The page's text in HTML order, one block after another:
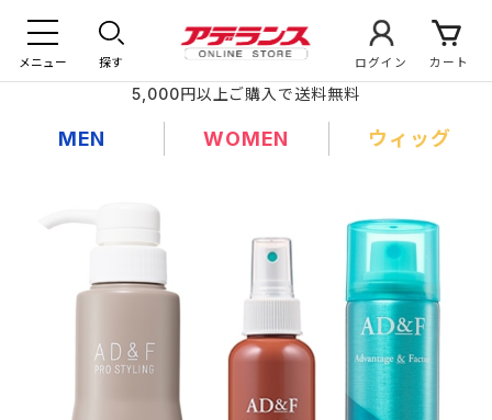
メニュー 探す ログイン カート
5,000円以上ご購入で送料無料
MEN WOMEN ウィッグ